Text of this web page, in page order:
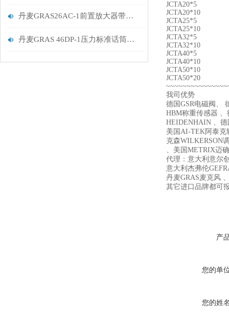
丹麦GRAS26AC-1前置放大器带有微型连接器产品介绍描述
丹麦GRAS 46DP-1压力标准话筒套装工作原理描述
JCTA20*5
JCTA20*10
JCTA25*5
JCTA25*10
JCTA32*5
JCTA32*10
JCTA40*5
JCTA40*10
JCTA50*10
JCTA50*20
我司优势
德国GSR电磁阀、
HBM称重传感器
HEIDENHAIN 、德
美国AI-TEK阿泰克
克森WILKERSON
、美国METRIX迈确
代理：意大利意尔
意大利杰弗伦
丹麦GRAS麦克风
其它进口品牌都可
产
您的单
您的姓